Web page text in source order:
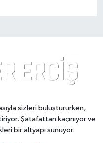
sizleri buluştururken,
Şatafattan kaçınıyor ve
bir altyapı sunuyor.